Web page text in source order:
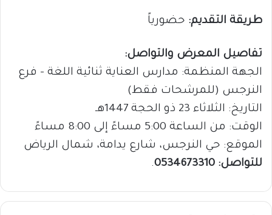
طريقة التقديم: حضورياً
تفاصيل المعرض والتواصل:
الجهة المنظمة: مدارس العناية ثنائية اللغة – فرع
النرجس (للمرشحات فقط)
التاريخ: الثلاثاء 23 ذو الحجة 1447هـ
الوقت: من الساعة 5:00 مساءً إلى 8:00 مساءً
الموقع: حي النرجس، شارع يدامة، شمال الرياض
للتواصل: 0534673310
.